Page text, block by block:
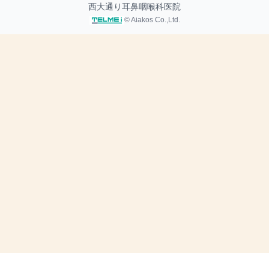
西大通り耳鼻咽喉科医院
© Aiakos Co.,Ltd.